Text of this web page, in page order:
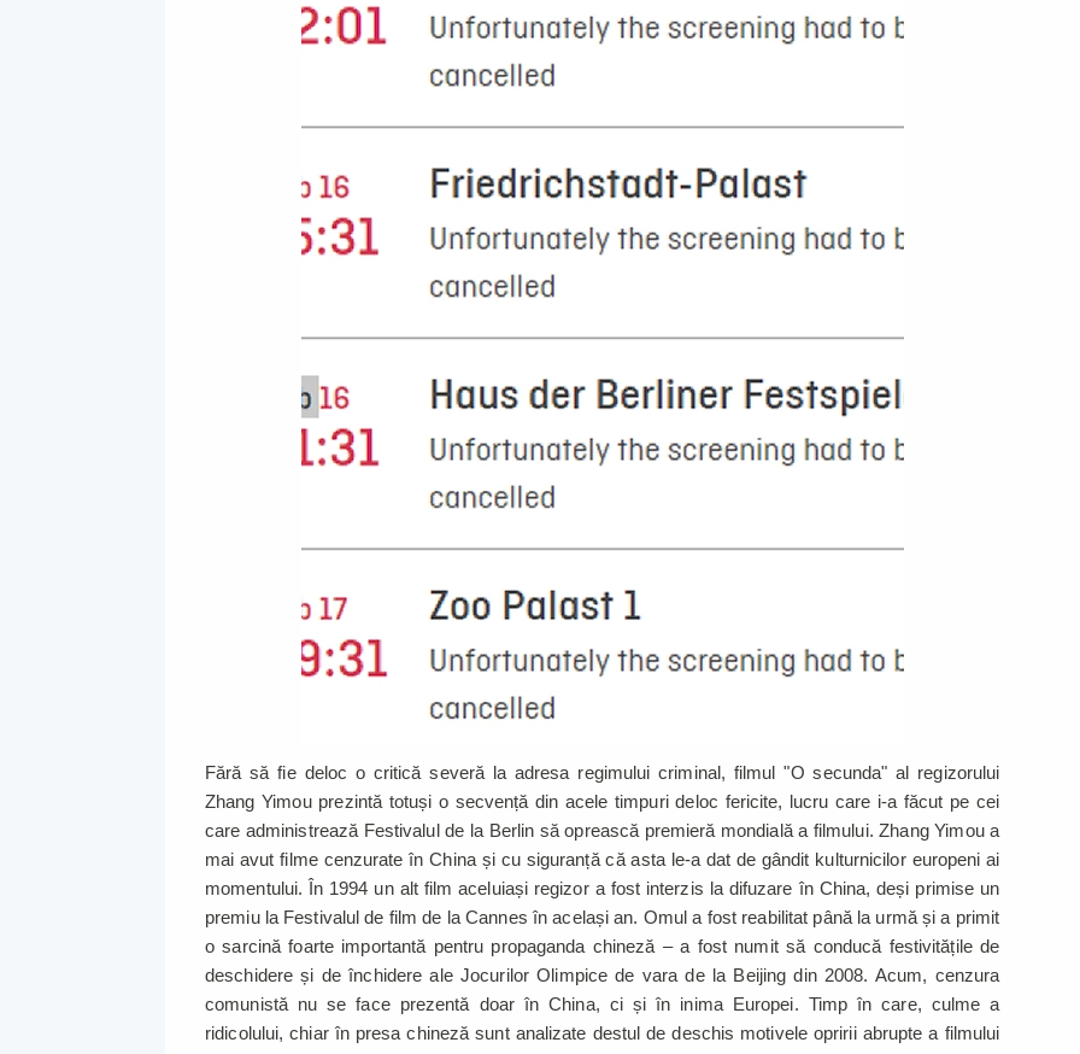
Fără să fie deloc o critică severă la adresa regimului criminal, filmul "O secunda" al regizorului
Zhang Yimou prezintă totuși o secvență din acele timpuri deloc fericite, lucru care i-a făcut pe cei
care administrează Festivalul de la Berlin să oprească premieră mondială a filmului. Zhang Yimou a
mai avut filme cenzurate în China și cu siguranță că asta le-a dat de gândit kulturnicilor europeni ai
momentului. În 1994 un alt film aceluiași regizor a fost interzis la difuzare în China, deși primise un
premiu la Festivalul de film de la Cannes în același an. Omul a fost reabilitat până la urmă și a primit
o sarcină foarte importantă pentru propaganda chineză – a fost numit să conducă festivitățile de
deschidere și de închidere ale Jocurilor Olimpice de vara de la Beijing din 2008. Acum, cenzura
comunistă nu se face prezentă doar în China, ci și în inima Europei. Timp în care, culme a
ridicolului, chiar în presa chineză sunt analizate destul de deschis motivele opririi abrupte a filmului